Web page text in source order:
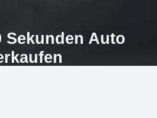
Sekunden Auto